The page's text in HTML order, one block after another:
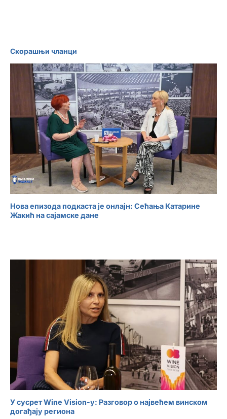
Скорашњи чланци
Нова епизода подкаста је онлајн: Сећања Катарине
Жакић на сајамске дане
У сусрет Wine Vision-у: Разговор о највећем винском
догађају региона